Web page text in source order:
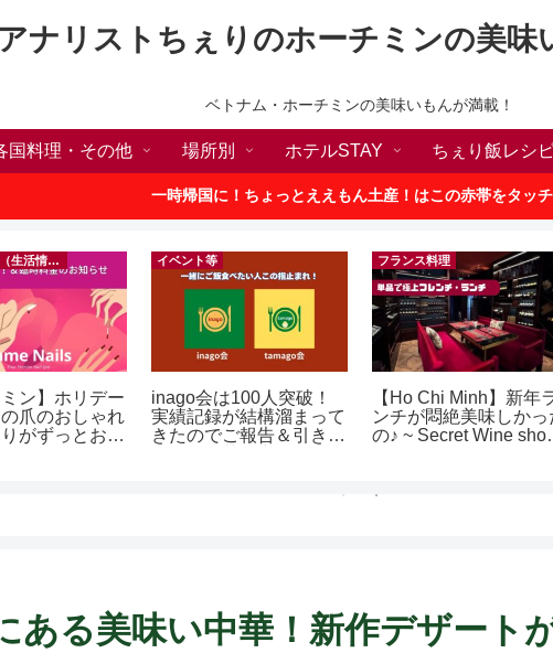
ナリストちぇりのホーチミンの美味
ベトナム・ホーチミンの美味いもんが満載！
国料理・その他 場所別 ホテルSTAY ちぇり飯レシピ
一時帰国に！ちょっとええもん土産！はこの赤帯をタッチ
ちぇり info（生活情報）
ミン】ホリデー
爪のおしゃれ
がずっとお世
定追記） ~
イベント等
inago会は100人突破！
実績記録が結構溜まって
きたのでご報告＆引き続
フランス料理
【Ho Chi Minh】新年
ンチが悶絶美味しかっ
の♪ ~ Secret Wine
ある美味い中華！新作デザート